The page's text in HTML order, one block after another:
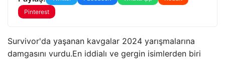
Pinterest
Survivor'da yaşanan kavgalar 2024 yarışmalarına
damgasını vurdu.En iddialı ve gergin isimlerden biri